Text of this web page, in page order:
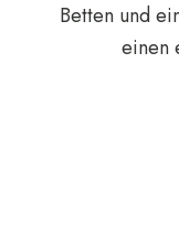
Betten und
einen